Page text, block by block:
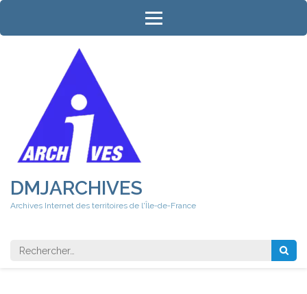
Aller
contenu
DMJARCHIVES
Archives Internet des territoires de l'Île-de-France
Rechercher